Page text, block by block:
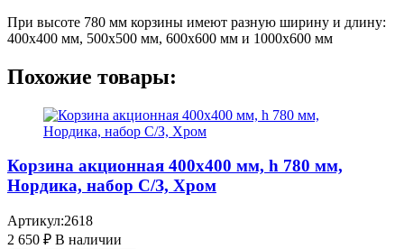
При высоте 780 мм корзины имеют разную ширину и длину:
400х400 мм, 500х500 мм, 600х600 мм и 1000х600 мм
Похожие товары:
Корзина акционная 400х400 мм, h 780 мм,
Нордика, набор С/З, Хром
Артикул:2618
2 650 ₽ В наличии